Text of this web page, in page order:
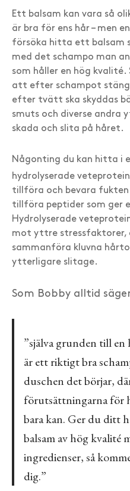
Ett balsam kan vara så
är bra för ens hår – men
försöka hitta ett balsam
med det schampo man
som håller en hög
att efter schampot
efter tvätt ska skyddas
smuts och diverse andra
skada och slita på håret.
Någonting du kan hitta i
hydrolyserade
tillföra och bevara
tillföra peptider som ger
Hydrolyserade
mot yttre stressfaktorer,
sammanföra kluvna
ytterligare slitage.
Som Bobby alltid
”själva grunden till en
är ett riktigt bra
duschen det börjar,
förutsättningarna för
bara kan. Ger du ditt
balsam av hög kvalité
ingredienser, så
dig.”